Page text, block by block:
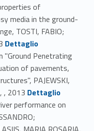
of
media in the ground-
TOSTI, FABIO;
Link identifier #identifier_person_170896-31
Dettaglio
"Ground Penetrating
of pavements,
PAJEWSKI,
, 2013 Link identifier #identifier_person_16058-32
Dettaglio
performance on